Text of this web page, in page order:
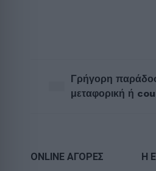
Γρήγορη
μεταφορική ή
ONLINE ΑΓΟΡΕΣ Η